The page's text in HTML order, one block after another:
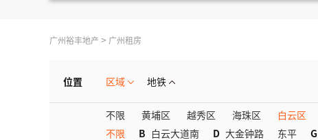
广州裕丰地产 > 广州租房
位置 区域 地铁
不限 黄埔区 越秀区 海珠区 白云区
不限
B 白云大道南 D 大金钟路 东平 G